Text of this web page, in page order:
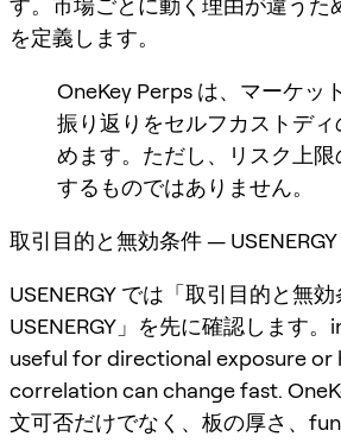
す。市場ごとに動く理由が違うた
を定義します。
OneKey Perps は、マーケッ
振り返りをセルフカストディ
めます。ただし、リスク上
するものではありません。
取引目的と無効条件 — USENERGY
USENERGY では「取引目的と無
USENERGY」を先に確認します
useful for directional exposure or
correlation can change fast.
文可否だけでなく、板の厚さ、